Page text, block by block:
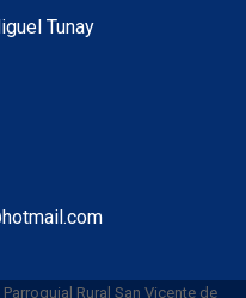
Tunay
Rural San Vicente de